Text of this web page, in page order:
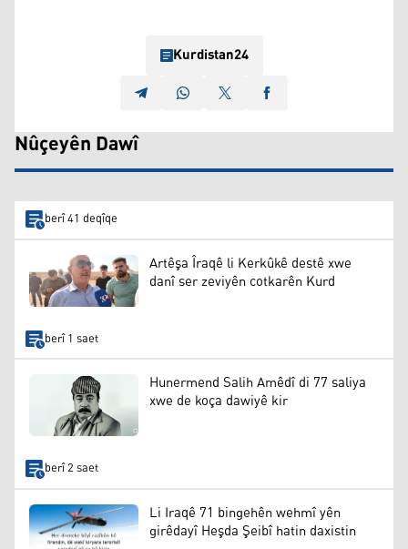
Kurdistan24
Nûçeyên Dawî
berî 41 deqîqe
Artêşa Îraqê li Kerkûkê destê xwe
danî ser zeviyên cotkarên Kurd
berî 1 saet
Hunermend Salih Amêdî di 77 saliya
xwe de koça dawiyê kir
berî 2 saet
Li Iraqê 71 bingehên wehmî yên
girêdayî Heşda Şeibî hatin daxistin